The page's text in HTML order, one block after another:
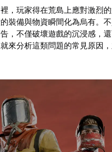
，玩家得在荒島上應對激烈
裝備與物資瞬間化為烏有。
，不僅破壞遊戲的沉浸感，
來分析這類問題的常見原因